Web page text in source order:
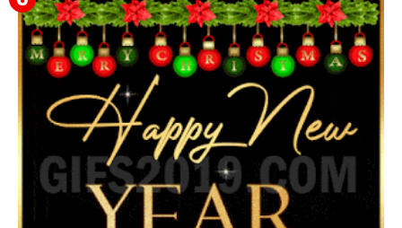
Feliz Navidad Gloria